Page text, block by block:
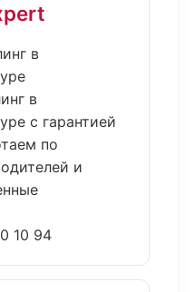
в
в
с гарантией
по
и
10 94